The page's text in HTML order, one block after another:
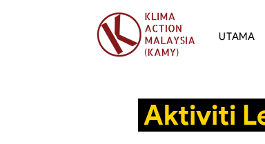
UTAMA
Aktiviti